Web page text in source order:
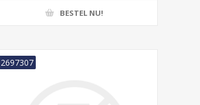
BESTEL NU!
2697307